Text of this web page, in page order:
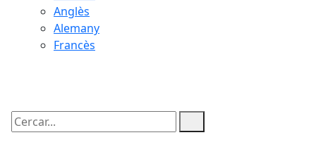
Anglès
Alemany
Francès
Cercar: